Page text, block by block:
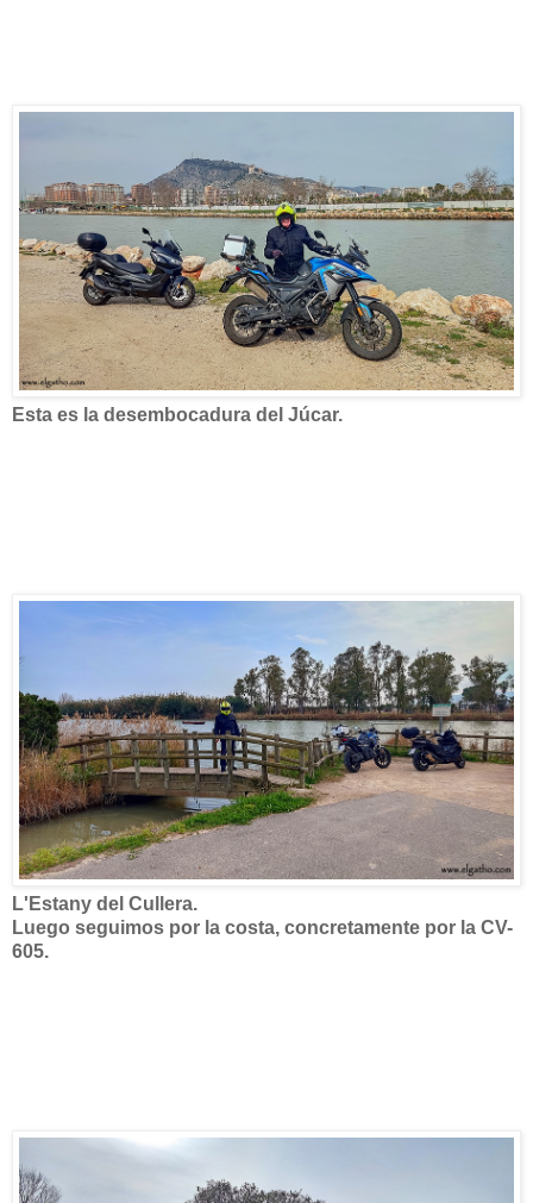
Esta es la desembocadura del Júcar.
L'Estany del Cullera.
Luego seguimos por la costa, concretamente por la CV-
605.